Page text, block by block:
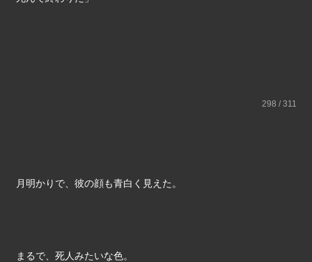
298 / 311
月明かりで、彼の顔も青白く見えた。
まるで、死人みたいな色。